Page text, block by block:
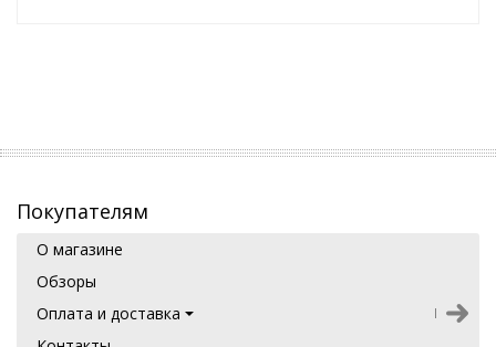
Покупателям
О магазине
Обзоры
Оплата и доставка